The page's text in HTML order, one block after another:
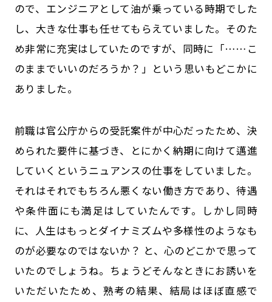
ので、エンジニアとして油が乗っている時期でした
し、大きな仕事も任せてもらえていました。そのた
め非常に充実はしていたのですが、同時に「……こ
のままでいいのだろうか？」という思いもどこかに
ありました。
前職は官公庁からの受託案件が中心だったため、決
められた要件に基づき、とにかく納期に向けて邁進
していく――というニュアンスの仕事をしていました。
それはそれでもちろん悪くない働き方であり、待遇
や条件面にも満足はしていたんです。しかし同時
に、人生はもっとダイナミズムや多様性のようなも
のが必要なのではないか？ と、心のどこかで思って
いたのでしょうね。ちょうどそんなときにお誘いを
いただいたため、熟考の結果、結局はほぼ直感で